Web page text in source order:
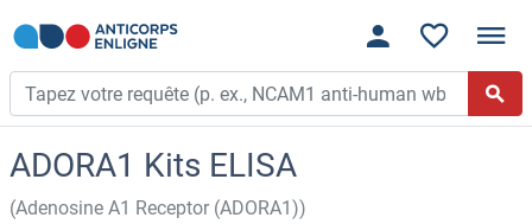
ADORA1 Kits ELISA
(Adenosine A1 Receptor (ADORA1))